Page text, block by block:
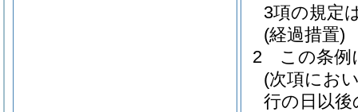
3項の規定
(経過措置)
2
この条例
(次項にお
行の日以